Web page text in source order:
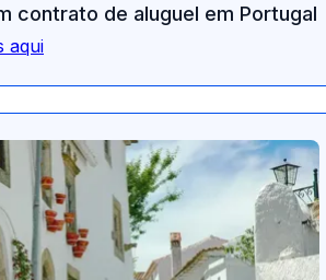
contrato de aluguel em Portugal
aqui